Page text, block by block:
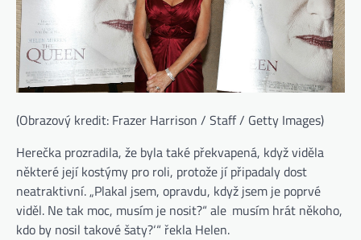
(Obrazový kredit: Frazer Harrison / Staff / Getty Images)
Herečka prozradila, že byla také překvapená, když viděla
některé její kostýmy pro roli, protože jí připadaly dost
neatraktivní. „Plakal jsem, opravdu, když jsem je poprvé
viděl. Ne tak moc, musím je nosit?“ ale ‚musím hrát někoho,
kdo by nosil takové šaty?‘“ řekla Helen.